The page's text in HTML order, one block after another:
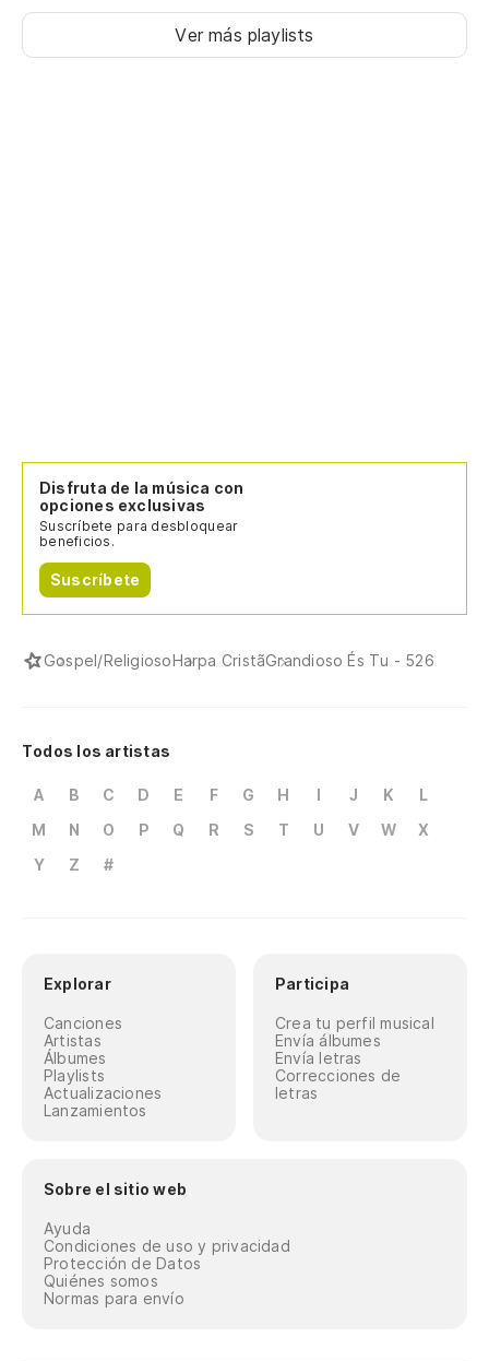
Ver más playlists
Disfruta de la música con
opciones exclusivas
Suscríbete para desbloquear
beneficios.
Suscríbete
Gospel/ReligiosoHarpa CristãGrandioso És Tu - 526
Todos los artistas
A B C D E F G H I J K
L
M
N O P Q R S T U V W
X
Y
Z #
Explorar
Canciones
Artistas
Álbumes
Playlists
Actualizaciones
Lanzamientos
Participa
Crea tu perfil musical
Envía álbumes
Envía letras
Correcciones de
letras
Sobre el sitio web
Ayuda
Condiciones de uso y privacidad
Protección de Datos
Quiénes somos
Normas para envío